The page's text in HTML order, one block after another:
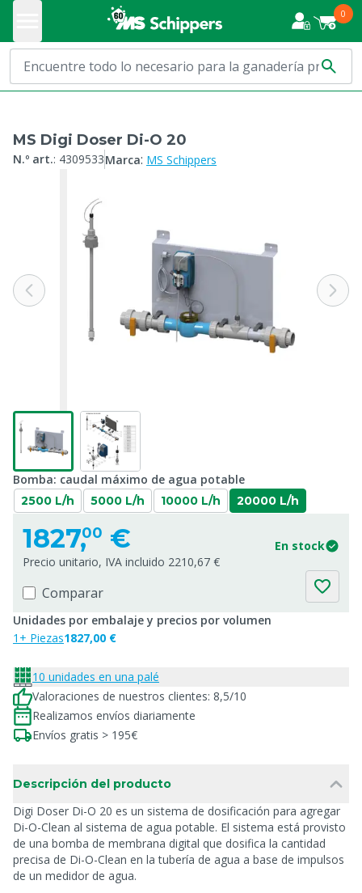
0
MS Digi Doser Di-O 20
N.º art.: 4309533Marca: MS Schippers
Bomba: caudal máximo de agua potable
2500 L/h 5000 L/h 10000 L/h 20000 L/h
1827,00 €
En stock
Precio unitario, IVA incluido 2210,67 €
Comparar
Unidades por embalaje y precios por volumen
1+ Piezas1827,00 €
10 unidades en una palé
Valoraciones de nuestros clientes: 8,5/10
Realizamos envíos diariamente
Envíos gratis > 195€
Descripción del producto
Digi Doser Di-O 20 es un sistema de dosificación para agregar
Di-O-Clean al sistema de agua potable. El sistema está provisto
de una bomba de membrana digital que dosifica la cantidad
precisa de Di-O-Clean en la tubería de agua a base de impulsos
de un medidor de agua.